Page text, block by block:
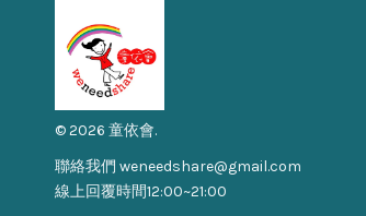
© 2026 童依會.
聯絡我們 weneedshare@gmail.com
線上回覆時間12:00~21:00